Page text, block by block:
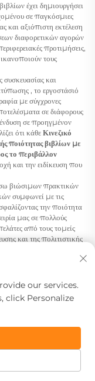
έχει δημιουργήσει
σε παγκόσμιες
και αξιόπιστη εκτέλεση
διαφορετικών αγορών
προτιμήσεις,
τους
και
, το εργοστάσιό
με σύγχρονες
σε διάφορους
σε προηγμένον
ότι κάθεΚινεζικό
ποιότητας βιβλίων με
το περιβάλλον
και την ειδίκευση που
βιώσιμων πρακτικών
συμφωνεί με τις
την ποιότητα
μας σε πολλούς
από τους τομείς
και της πολιτιστικής
υψηλής ποιότητας
φιλική προς το
βιβλίων,
επεξεργασία και
τεχνολογιών
δημιουργούς
our services.
click Personalize